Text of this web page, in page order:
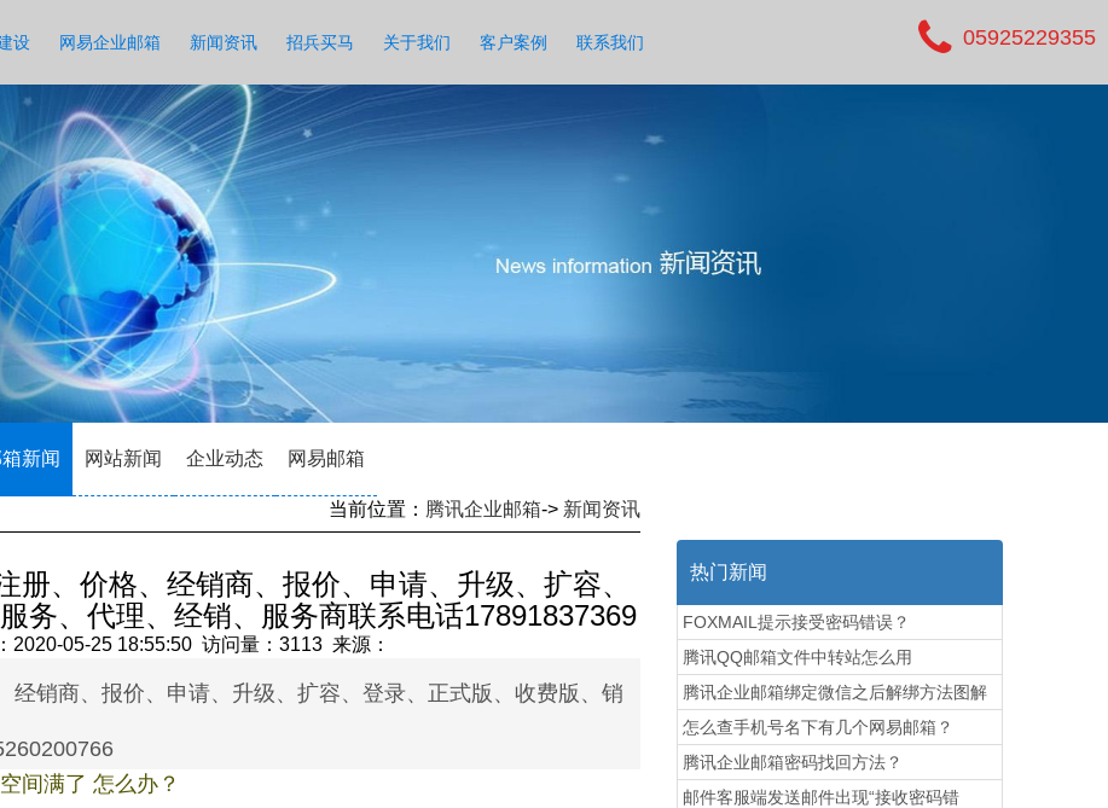
设 网易企业邮箱 新闻资讯 招兵买马 关于我们 客户案例 联系我们 05925229355
新闻 网站新闻 企业动态 网易邮箱
当前位置： 腾讯企业邮箱-> 新闻资讯
册、价格、经销商、报价、申请、升级、扩容、
务、代理、经销、服务商联系电话17891837369
05-25 18:55:50 访问量：3113 来源：
经销商、报价、申请、升级、扩容、登录、正式版、收费版、销
空间满了 怎么办？
热门新闻
FOXMAIL提示接受密码错误？
腾讯QQ邮箱文件中转站怎么用
腾讯企业邮箱绑定微信之后解绑方法图解
怎么查手机号名下有几个网易邮箱？
腾讯企业邮箱密码找回方法？
邮件客服端发送邮件出现“接收密码错